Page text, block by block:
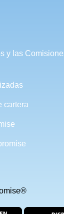
y las
cartera